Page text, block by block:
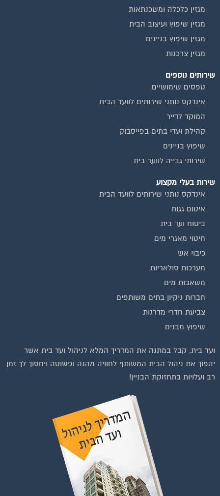
מגזין כלכלה ומשכנתאות
מגזין שיפוץ ועיצוב הבית
מגזין שיפוץ בניינים
מגזין צרכנות
שירותים נוספים
טפסים שימושיים
אינדקס נותני שירותים לוועד הבית
המוקד לדייר
קהילת ועדי בתים בפייסבוק
שיפוץ בניינים
שירותי גבייה לוועד בית
שירות בעלי מקצוע
אינדקס נותני שירותים לוועד הבית
איטום גגות
ביטוח ועד בית
חיטוי מאגרי מים
כיבוי אש
מערכות סולאריות
משאבות מים
חברות ניקיון בתים משותפים
צביעת חדרי מדרגות
שיפוץ מבנים
ועד בית, קבל במתנה את המדריך המלא לניהול ועד בית אשר
יהפוך את ניהול הבית המשותף לחוויה מהנה ופשוטה ויחסוך לך זמן
רב ועלויות בתחזוקת הבניין!
להצטרפות לחצו על התמונה או על הכפתור ושלחו בקשת הצטרפות בדף
הקבוצה
לחץ למעבר לקבוצה